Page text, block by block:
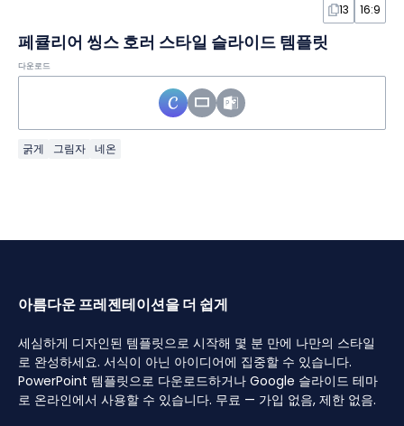
13 16:9
페큘리어 씽스 호러 스타일 슬라이드 템플릿
다운로드
굵게 그림자 네온
아름다운 프레젠테이션을 더 쉽게
세심하게 디자인된 템플릿으로 시작해 몇 분 만에 나만의 스타일
로 완성하세요. 서식이 아닌 아이디어에 집중할 수 있습니다.
PowerPoint 템플릿으로 다운로드하거나 Google 슬라이드 테마
로 온라인에서 사용할 수 있습니다. 무료 — 가입 없음, 제한 없음.